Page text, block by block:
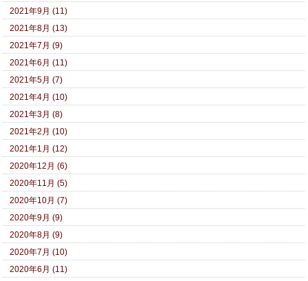
2021年9月 (11)
2021年8月 (13)
2021年7月 (9)
2021年6月 (11)
2021年5月 (7)
2021年4月 (10)
2021年3月 (8)
2021年2月 (10)
2021年1月 (12)
2020年12月 (6)
2020年11月 (5)
2020年10月 (7)
2020年9月 (9)
2020年8月 (9)
2020年7月 (10)
2020年6月 (11)